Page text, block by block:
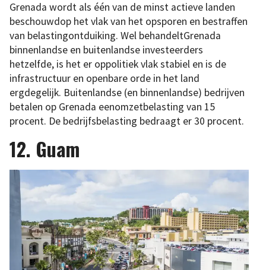
Grenada wordt als één van de minst actieve landen
beschouwdop het vlak van het opsporen en bestraffen
van belastingontduiking. Wel behandeltGrenada
binnenlandse en buitenlandse investeerders
hetzelfde, is het er oppolitiek vlak stabiel en is de
infrastructuur en openbare orde in het land
ergdegelijk. Buitenlandse (en binnenlandse) bedrijven
betalen op Grenada eenomzetbelasting van 15
procent. De bedrijfsbelasting bedraagt er 30 procent.
12. Guam